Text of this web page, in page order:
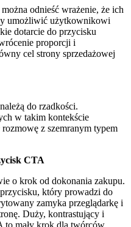
odnieść wrażenie, że ich
umożliwić użytkownikowi
dotarcie do przycisku
proporcji i
cel strony sprzedażowej
do rzadkości.
w takim kontekście
z szemranym typem
CTA
o krok od dokonania zakupu.
który prowadzi do
zamyka przeglądarkę i
Duży, kontrastujący i
to mały krok dla twórców